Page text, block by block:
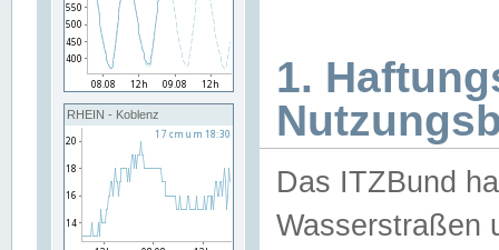
RHEIN - Koblenz
1.
Das ITZBund
Wasserstraßen